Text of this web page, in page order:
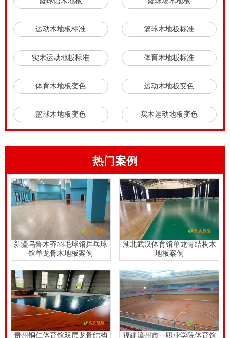
运动木地板标准 篮球木地板标准
实木运动地板标准 体育木地板标准
体育木地板变色 运动木地板变色
篮球木地板变色 实木运动地板变色
热门案例
新疆乌鲁木齐羽毛球馆乒乓球
馆单龙骨木地板案例
湖北武汉体育馆单龙骨结构木
地板案例
贵州铜仁体育馆双层龙骨结构
福建漳州市一职业学院体育馆